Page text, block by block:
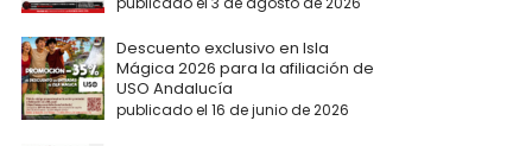
Descuento exclusivo en Isla
Mágica 2026 para la afiliación de
USO Andalucía
publicado el 16 de junio de 2026